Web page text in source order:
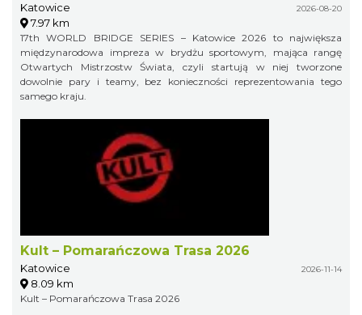
Katowice 2026-08-20
7.97 km
17th WORLD BRIDGE SERIES – Katowice 2026 to największa
międzynarodowa impreza w brydżu sportowym, mająca rangę
Otwartych Mistrzostw Świata, czyli startują w niej tworzone
dowolnie pary i teamy, bez konieczności reprezentowania tego
samego kraju.
Kult – Pomarańczowa Trasa 2026
Katowice 2026-11-14
8.09 km
Kult – Pomarańczowa Trasa 2026